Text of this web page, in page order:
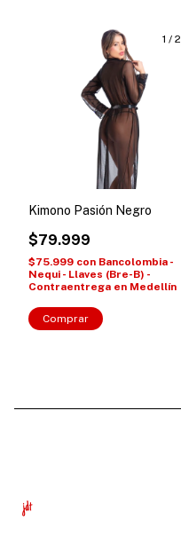
1 / 2
Kimono Pasión Negro
$79.999
$75.999 con Bancolombia -
Nequi - Llaves (Bre-B) -
Contraentrega en Medellín
Comprar